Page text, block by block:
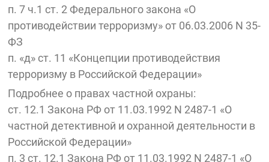
п. 7 ч.1 ст. 2 Федерального закона «О
противодействии терроризму» от 06.03.2006 N 35-
ФЗ
п. «д» ст. 11 «Концепции противодействия
терроризму в Российской Федерации»
Подробнее о правах частной охраны:
ст. 12.1 Закона РФ от 11.03.1992 N 2487-1 «О
частной детективной и охранной деятельности в
Российской Федерации»
п. 3 ст. 12.1 Закона РФ от 11.03.1992 N 2487-1 «О